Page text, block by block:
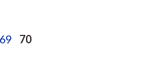
Página
69 Página
70